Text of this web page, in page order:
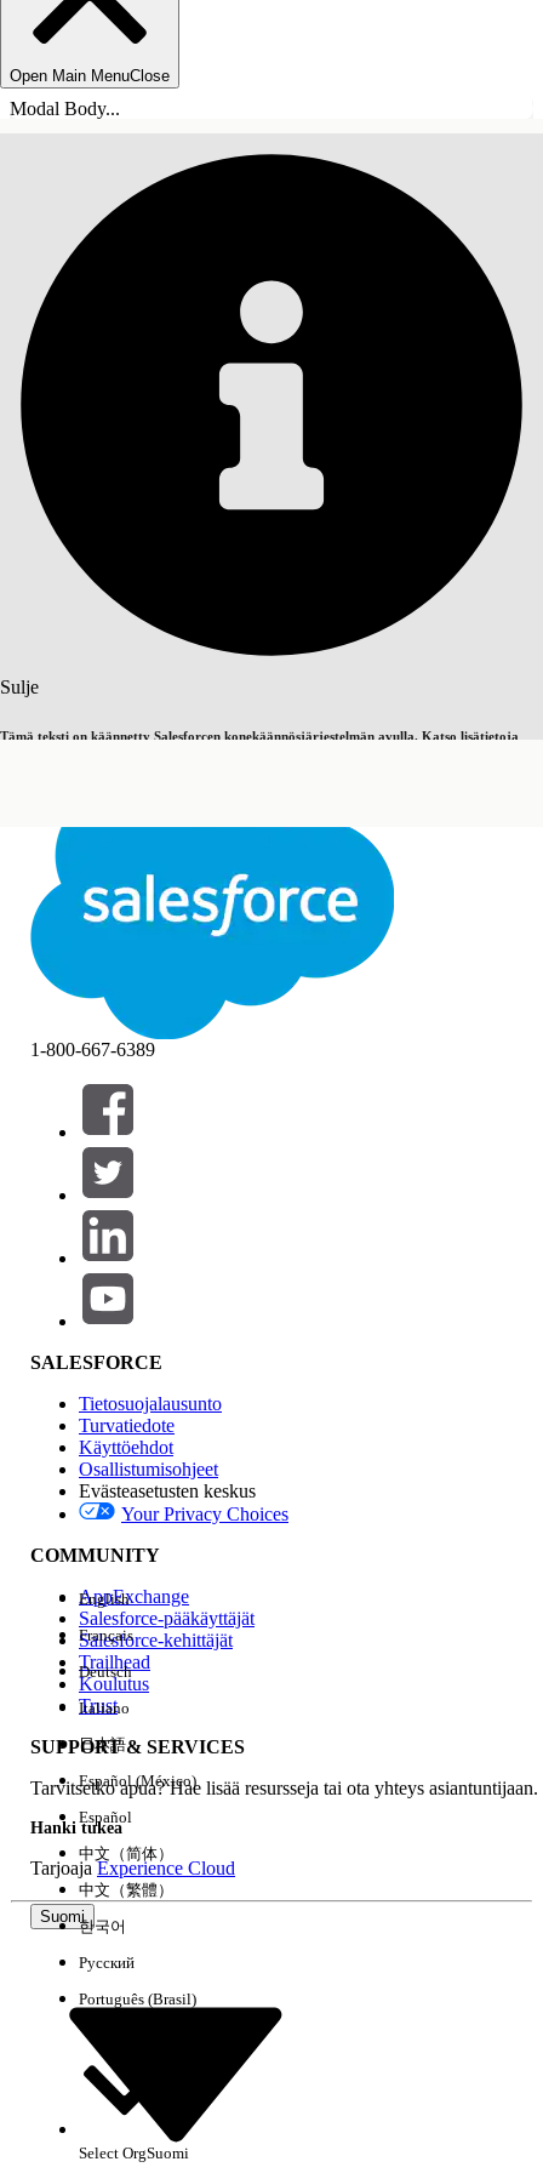
Open Main MenuClose
Modal Body...
Sulje
Tämä teksti on käännetty Salesforcen konekäännösjärjestelmän avulla. Katso lisätietoja
Sulje
SISÄLLYSLUETTELO
Suodattimet (0)
VALITSE SUODATTIMET
Tuotealue
Ominaisuuden vaikutus
Edition
Kokemus
Tyhjennä kaikki Valmis
1-800-667-6389
SALESFORCE
Tietosuojalausunto
Turvatiedote
Käyttöehdot
Osallistumisohjeet
Evästeasetusten keskus
Your Privacy Choices
COMMUNITY
AppExchange
Salesforce-pääkäyttäjät
Salesforce-kehittäjät
Trailhead
Koulutus
Trust
SUPPORT & SERVICES
Tarvitsetko apua? Hae lisää resursseja tai ota yhteys asiantuntijaan.
Hanki tukea
TarjoajaExperience Cloud
Suomi
English
Français
Deutsch
Italiano
日本語
Español (México)
Español
中文（简体）
中文（繁體）
한국어
Русский
Português (Brasil)
Select OrgSuomi